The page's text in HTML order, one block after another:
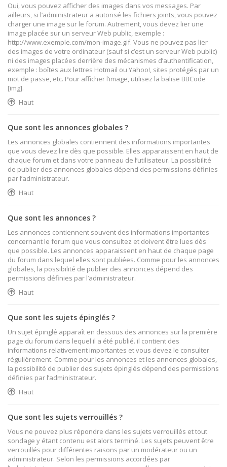
Oui, vous pouvez afficher des images dans vos messages. Par
ailleurs, si l’administrateur a autorisé les fichiers joints, vous pouvez
charger une image sur le forum. Autrement, vous devez lier une
image placée sur un serveur Web public, exemple :
http://www.exemple.com/mon-image.gif. Vous ne pouvez pas lier
des images de votre ordinateur (sauf si c’est un serveur Web public)
ni des images placées derrière des mécanismes d’authentification,
exemple : boîtes aux lettres Hotmail ou Yahoo!, sites protégés par un
mot de passe, etc. Pour afficher l’image, utilisez la balise BBCode
[img].
Haut
Que sont les annonces globales ?
Les annonces globales contiennent des informations importantes
que vous devez lire dès que possible. Elles apparaissent en haut de
chaque forum et dans votre panneau de l’utilisateur. La possibilité
de publier des annonces globales dépend des permissions définies
par l’administrateur.
Haut
Que sont les annonces ?
Les annonces contiennent souvent des informations importantes
concernant le forum que vous consultez et doivent être lues dès
que possible. Les annonces apparaissent en haut de chaque page
du forum dans lequel elles sont publiées. Comme pour les annonces
globales, la possibilité de publier des annonces dépend des
permissions définies par l’administrateur.
Haut
Que sont les sujets épinglés ?
Un sujet épinglé apparaît en dessous des annonces sur la première
page du forum dans lequel il a été publié. il contient des
informations relativement importantes et vous devez le consulter
régulièrement. Comme pour les annonces et les annonces globales,
la possibilité de publier des sujets épinglés dépend des permissions
définies par l’administrateur.
Haut
Que sont les sujets verrouillés ?
Vous ne pouvez plus répondre dans les sujets verrouillés et tout
sondage y étant contenu est alors terminé. Les sujets peuvent être
verrouillés pour différentes raisons par un modérateur ou un
administrateur. Selon les permissions accordées par